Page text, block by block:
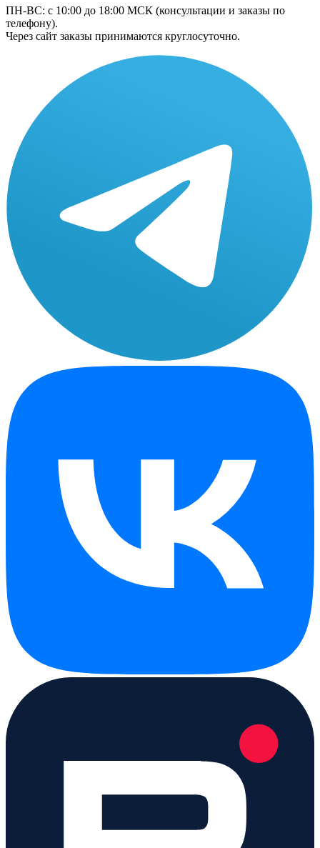
ПН-ВС: с 10:00 до 18:00 МСК (консультации и заказы по
телефону).
Через сайт заказы принимаются круглосуточно.